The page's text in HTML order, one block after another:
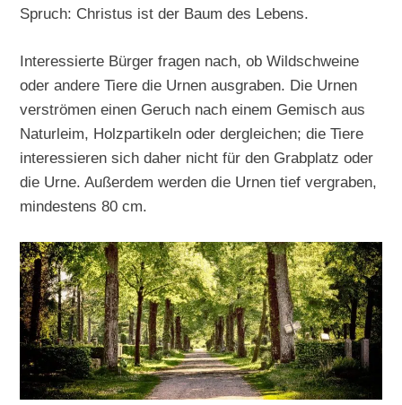
Spruch: Christus ist der Baum des Lebens.
Interessierte Bürger fragen nach, ob Wildschweine
oder andere Tiere die Urnen ausgraben. Die Urnen
verströmen einen Geruch nach einem Gemisch aus
Naturleim, Holzpartikeln oder dergleichen; die Tiere
interessieren sich daher nicht für den Grabplatz oder
die Urne. Außerdem werden die Urnen tief vergraben,
mindestens 80 cm.